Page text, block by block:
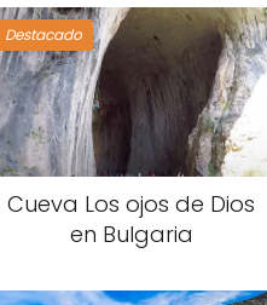
Destacado
Cueva Los ojos de Dios
en Bulgaria